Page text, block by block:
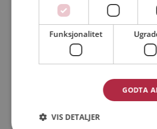
Jeg er en: Mann
Min alder:
Funksjonalitet
GODTA
VIS DETALJER